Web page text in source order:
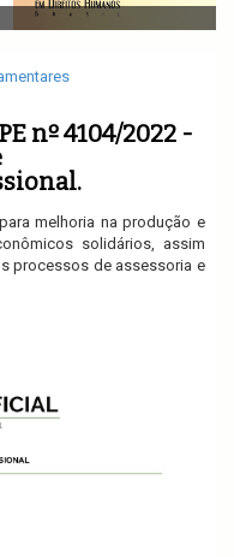
nº 4104/2022 -
melhoria na produção e
solidários, assim
processos de assessoria e